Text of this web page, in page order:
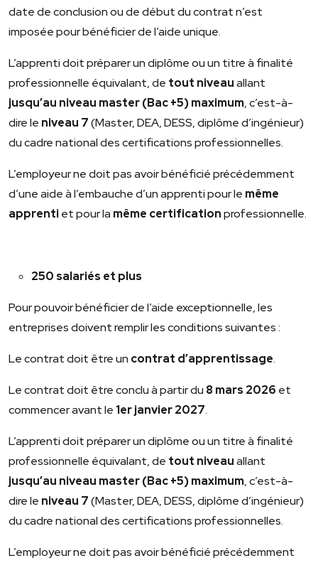
date de conclusion ou de début du contrat n’est
imposée pour bénéficier de l’aide unique.
L’apprenti doit préparer un diplôme ou un titre à finalité
professionnelle équivalant, de tout niveauallant
jusqu’au niveau master (Bac +5) maximum, c’est-à-
dire le niveau 7(Master, DEA, DESS, diplôme d’ingénieur)
du cadre national des certifications professionnelles.
L’employeur ne doit pas avoir bénéficié précédemment
d’une aide à l’embauche d’un apprenti pour le même
apprentiet pour la même certificationprofessionnelle.
250 salariés et plus
Pour pouvoir bénéficier de l’aide exceptionnelle, les
entreprises doivent remplir les conditions suivantes :
Le contrat doit être un contrat d’apprentissage.
Le contrat doit être conclu à partir du 8 mars 2026 et
commencer avant le 1erjanvier 2027.
L’apprenti doit préparer un diplôme ou un titre à finalité
professionnelle équivalant, de tout niveauallant
jusqu’au niveau master (Bac +5) maximum, c’est-à-
dire le niveau 7(Master, DEA, DESS, diplôme d’ingénieur)
du cadre national des certifications professionnelles.
L’employeur ne doit pas avoir bénéficié précédemment